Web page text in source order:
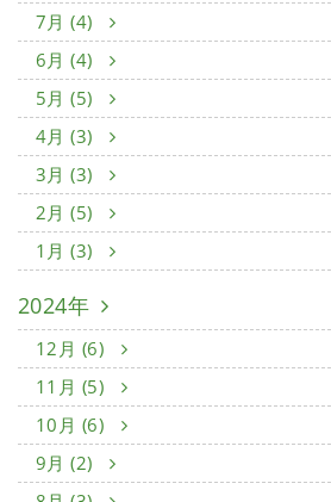
7月 (4)
6月 (4)
5月 (5)
4月 (3)
3月 (3)
2月 (5)
1月 (3)
2024年
12月 (6)
11月 (5)
10月 (6)
9月 (2)